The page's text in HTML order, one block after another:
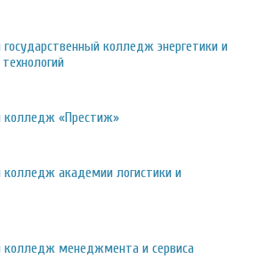
колледж энергетики и
колледж «Престиж»
колледж академии логистики и
колледж менеджмента и сервиса